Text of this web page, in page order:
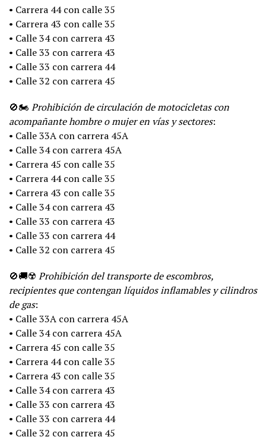
• Carrera 44 con calle 35
• Carrera 43 con calle 35
• Calle 34 con carrera 43
• Calle 33 con carrera 43
• Calle 33 con carrera 44
• Calle 32 con carrera 45
🚫🏍️ Prohibición de circulación de motocicletas con
acompañante hombre o mujer en vías y sectores:
• Calle 33A con carrera 45A
• Calle 34 con carrera 45A
• Carrera 45 con calle 35
• Carrera 44 con calle 35
• Carrera 43 con calle 35
• Calle 34 con carrera 43
• Calle 33 con carrera 43
• Calle 33 con carrera 44
• Calle 32 con carrera 45
🚫🚚☢️ Prohibición del transporte de escombros,
recipientes que contengan líquidos inflamables y cilindros
de gas:
• Calle 33A con carrera 45A
• Calle 34 con carrera 45A
• Carrera 45 con calle 35
• Carrera 44 con calle 35
• Carrera 43 con calle 35
• Calle 34 con carrera 43
• Calle 33 con carrera 43
• Calle 33 con carrera 44
• Calle 32 con carrera 45